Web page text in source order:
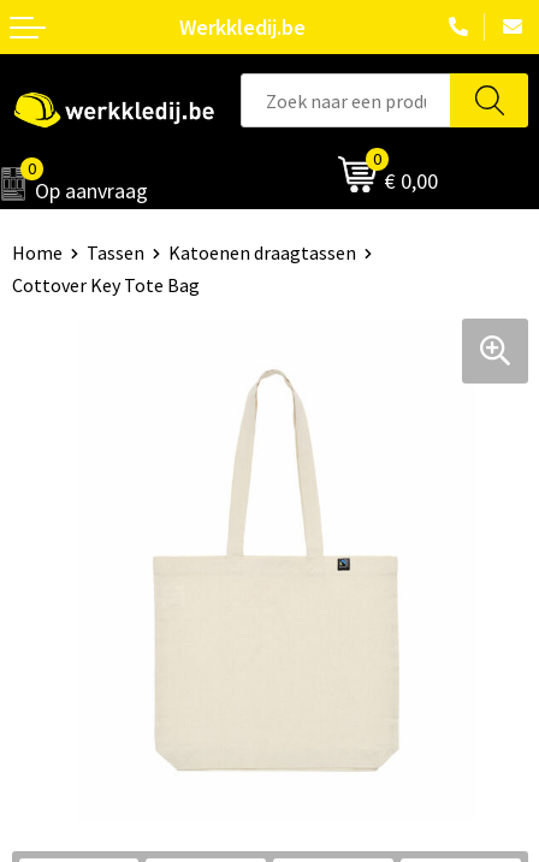
Werkkledij.be
0
Op aanvraag
0
€ 0,00
Home Tassen
Katoenen draagtassen
Cottover Key Tote Bag